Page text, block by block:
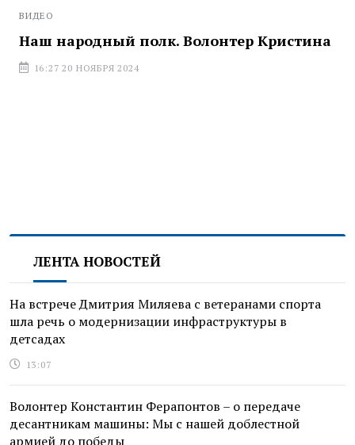
ВИДЕО
Наш народный полк. Волонтер Кристина
16:27 20 НОЯБРЯ 2024
ЛЕНТА НОВОСТЕЙ
На встрече Дмитрия Миляева с ветеранами спорта
шла речь о модернизации инфраструктуры в
детсадах
13:07
Волонтер Константин Ферапонтов – о передаче
десантникам машины: Мы с нашей доблестной
армией до победы